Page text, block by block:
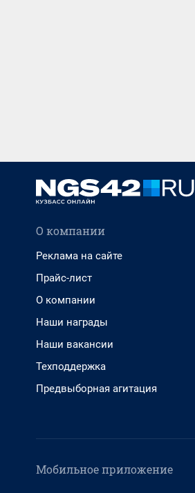
О компании
Реклама на сайте
Прайс-лист
О компании
Наши награды
Наши вакансии
Техподдержка
Предвыборная агитация
Мобильное приложение